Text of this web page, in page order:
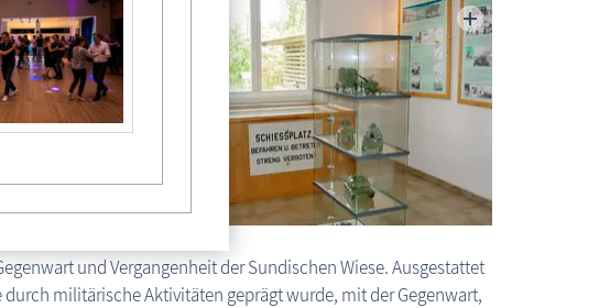
Ausstellung Sundische Wiese
und Vergangenheit der Sundischen Wiese. Ausgestattet
militärische Aktivitäten geprägt wurde, mit der Gegenwart,